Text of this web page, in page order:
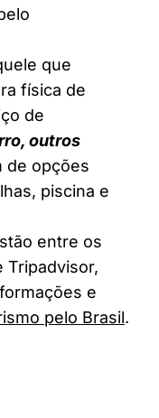
que
física de
de
outros
de opções
piscina e
entre os
Tripadvisor,
e
pelo Brasil.